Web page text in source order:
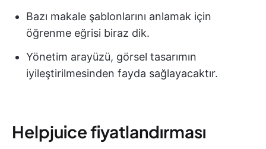
Bazı makale şablonlarını anlamak için
öğrenme eğrisi biraz dik.
Yönetim arayüzü, görsel tasarımın
iyileştirilmesinden fayda sağlayacaktır.
Helpjuice fiyatlandırması